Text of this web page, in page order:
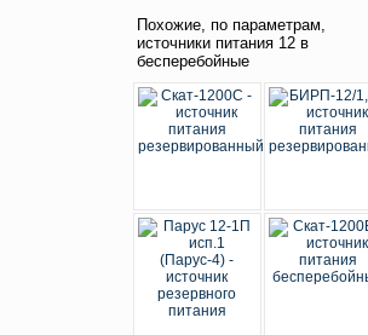
Похожие, по параметрам,
источники питания 12 в
бесперебойные